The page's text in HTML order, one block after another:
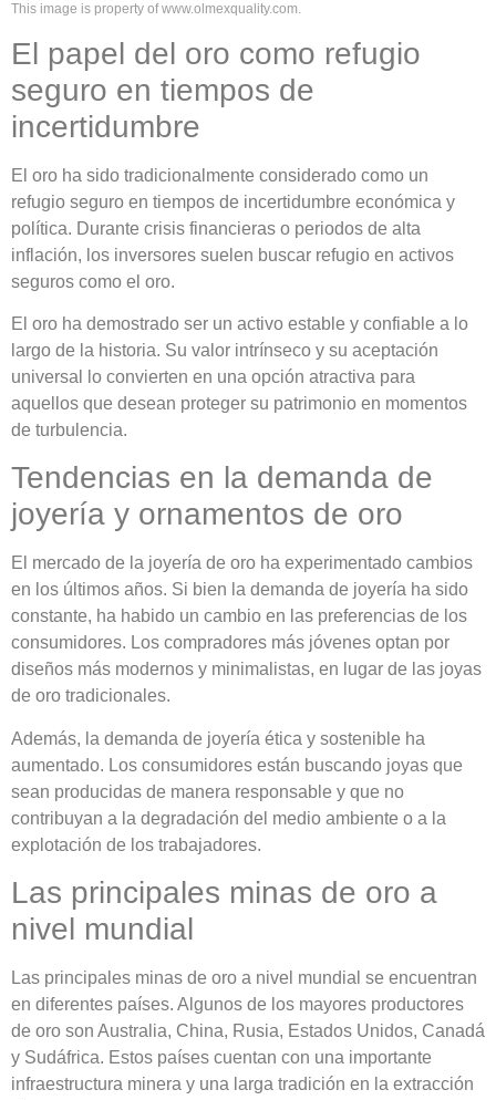
This image is property of www.olmexquality.com.
El papel del oro como refugio
seguro en tiempos de
incertidumbre
El oro ha sido tradicionalmente considerado como un
refugio seguro en tiempos de incertidumbre económica y
política. Durante crisis financieras o periodos de alta
inflación, los inversores suelen buscar refugio en activos
seguros como el oro.
El oro ha demostrado ser un activo estable y confiable a lo
largo de la historia. Su valor intrínseco y su aceptación
universal lo convierten en una opción atractiva para
aquellos que desean proteger su patrimonio en momentos
de turbulencia.
Tendencias en la demanda de
joyería y ornamentos de oro
El mercado de la joyería de oro ha experimentado cambios
en los últimos años. Si bien la demanda de joyería ha sido
constante, ha habido un cambio en las preferencias de los
consumidores. Los compradores más jóvenes optan por
diseños más modernos y minimalistas, en lugar de las joyas
de oro tradicionales.
Además, la demanda de joyería ética y sostenible ha
aumentado. Los consumidores están buscando joyas que
sean producidas de manera responsable y que no
contribuyan a la degradación del medio ambiente o a la
explotación de los trabajadores.
Las principales minas de oro a
nivel mundial
Las principales minas de oro a nivel mundial se encuentran
en diferentes países. Algunos de los mayores productores
de oro son Australia, China, Rusia, Estados Unidos, Canadá
y Sudáfrica. Estos países cuentan con una importante
infraestructura minera y una larga tradición en la extracción